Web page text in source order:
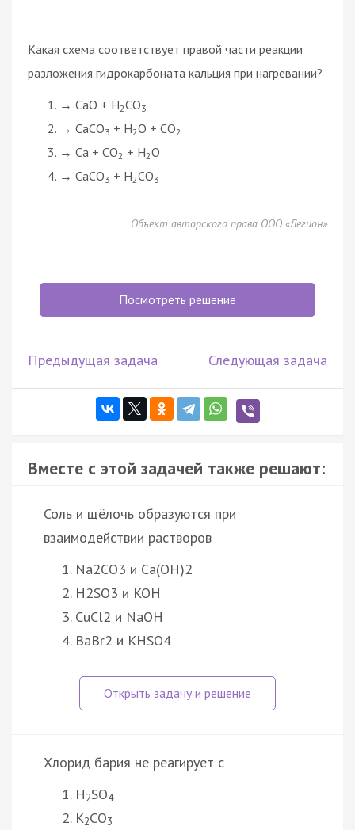
Какая схема соответствует правой части реакции
разложения гидрокарбоната кальция при нагревании?
→ CaO + H2CO3
→ CaCO3 + H2O + CO2
→ Ca + CO2 + H2O
→ CaCO3 + H2CO3
Объект авторского права ООО «Легион»
Посмотреть решение
Предыдущая задача Следующая задача
Вместе с этой задачей также решают:
Соль и щёлочь образуются при
взаимодействии растворов
Na2CO3 и Ca(OH)2
H2SO3 и KOH
CuCl2 и NaOH
BaBr2 и KHSO4
Хлорид бария не реагирует с
H2SO4
K2CO3